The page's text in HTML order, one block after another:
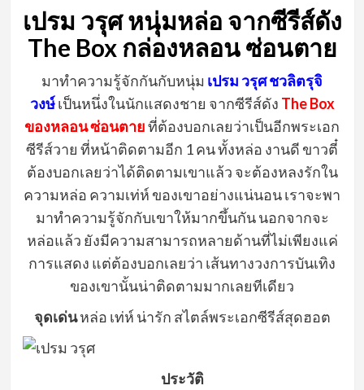
เปรม วรุศ หนุ่มหล่อ จากซีรีส์ดัง
The Box กล่องหลอน ซ่อนตาย
มาทำความรู้จักกันกับหนุ่ม เปรม วรุศ ชวลิตรุจิ
วงษ์เป็นหนึ่งในนักแสดงชาย จากซีรีส์ดัง The Box
ของหลอน ซ่อนตายที่ต้องบอกเลยว่าเป็นอีกพระเอก
ซีรีส์วาย ที่หน้าติดตามอีก 1 คน ทั้งหล่อ งานดี ขาวตี๋
ต้องบอกเลยว่าได้ติดตามเขาแล้ว จะต้องหลงรักใน
ความหล่อ ความเท่ห์ ของเขาอย่างแน่นอน เราจะพา
มาทำความรู้จักกับเขาให้มากขึ้นกัน นอกจากจะ
หล่อแล้ว ยังมีความสามารถหลายด้านที่ไม่เพียงแค่
การแสดง แต่ต้องบอกเลยว่า เส้นทางวงการบันเทิง
ของเขานั้นน่าติดตามมากเลยทีเดียว
จุดเด่นหล่อ เท่ห์ น่ารัก สไตล์พระเอกซีรีส์สุดฮอต
ประวัติ